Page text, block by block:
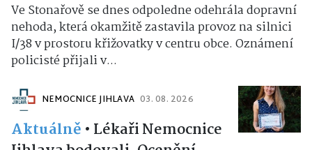
Ve Stonařově se dnes odpoledne odehrála dopravní
nehoda, která okamžitě zastavila provoz na silnici
I/38 v prostoru křižovatky v centru obce. Oznámení
policisté přijali v...
NEMOCNICE JIHLAVA 03. 08. 2026
Aktuálně • Lékaři Nemocnice